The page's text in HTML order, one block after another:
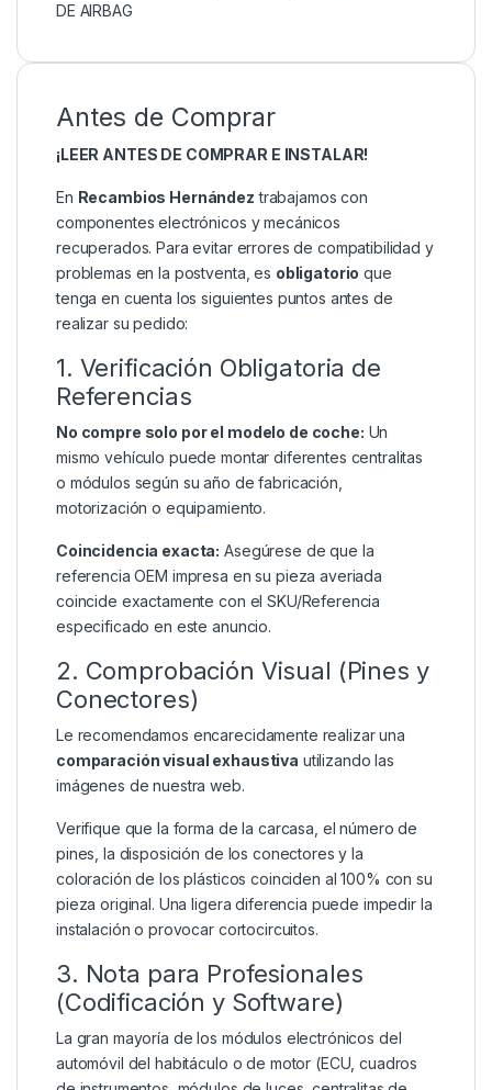
DE AIRBAG
Antes de Comprar
¡LEER ANTES DE COMPRAR E INSTALAR!
En Recambios Hernández trabajamos con
componentes electrónicos y mecánicos
recuperados. Para evitar errores de compatibilidad y
problemas en la postventa, es obligatorio que
tenga en cuenta los siguientes puntos antes de
realizar su pedido:
1. Verificación Obligatoria de
Referencias
No compre solo por el modelo de coche: Un
mismo vehículo puede montar diferentes centralitas
o módulos según su año de fabricación,
motorización o equipamiento.
Coincidencia exacta: Asegúrese de que la
referencia OEM impresa en su pieza averiada
coincide exactamente con el SKU/Referencia
especificado en este anuncio.
2. Comprobación Visual (Pines y
Conectores)
Le recomendamos encarecidamente realizar una
comparación visual exhaustiva utilizando las
imágenes de nuestra web.
Verifique que la forma de la carcasa, el número de
pines, la disposición de los conectores y la
coloración de los plásticos coinciden al 100% con su
pieza original. Una ligera diferencia puede impedir la
instalación o provocar cortocircuitos.
3. Nota para Profesionales
(Codificación y Software)
La gran mayoría de los módulos electrónicos del
automóvil del habitáculo o de motor (ECU, cuadros